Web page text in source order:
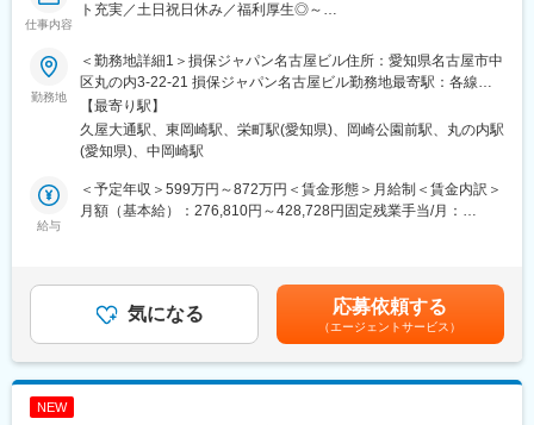
■魅力：
環境です。
・誰しもが慣れない交通事故の状況下で、事故を解決に導き、保
険金という形でお客様に貢献できるお仕事です。
・事故解決のプロフェッショナルとして活躍できるよう、入社か
らその後も、さまざまな力を身につけ、磨き、高め続けられる環
境が整っています。
・年間休日120日（土日祝）／所定労働時間09:00～17:00とワー
クライフバランスの取りやすい環境です。
sp/adjuster/img/adjuster.pdf
仕事内容
ト充実／土日祝日休み／福利厚生◎～
入社後は技術アジャスター資格取得後、保険金サービス部門で、
自動車の損害調査・示談交渉をお任せします。
■職務詳細：
１．自動車損害調査
整備工場と修理範囲や修理計画・金額に関する折衝を行います。
また、事故の事案担当者へ自動車調査結果に関する情報提供を行
い、スムーズな解決に向けて支援を行います。
２．示談交渉
■育成体制：
技術アジャスター資格取得に向けて、自動車工学や関係法令、自
動車損害の適正評価等、専門知識を集合研修と実務研修（配属先
勤務地
＜勤務地詳細1＞損保ジャパン名古屋ビル住所：愛知県名古屋市中
区丸の内3-22-21 損保ジャパン名古屋ビル勤務地最寄駅：各線／
久屋大通駅受動喫煙対策：屋内全面禁煙＜勤務地詳細2＞第一生命
岡崎ビル住所：愛知県岡崎市唐沢町11-5 勤務地最寄駅：名鉄 名古
屋本線／東岡崎駅受動喫煙対策：屋内全面禁煙変更の範囲：会社
【最寄り駅】
久屋大通駅、東岡崎駅、栄町駅(愛知県)、岡崎公園前駅、丸の内駅
(愛知県)、中岡崎駅
給与
＜予定年収＞599万円～872万円＜賃金形態＞月給制＜賃金内訳＞
月額（基本給）：276,810円～428,728円固定残業手当/月：
賞与：年2回（会社業績、評価による）■昇給：あり※賃金はあく
までも目安の金額であり、選考を通じて上下する可能性がありま
す。※各種手当てを規程に従い支給※技術アジャスター資格保有者
は優遇します。※超過した時間外労働の残業時間代は追加支給賃金
はあくまでも目安の金額であり、選考を通じて上下する可能性が
気になる 応募依頼する
（エージェントサービス）
NEW